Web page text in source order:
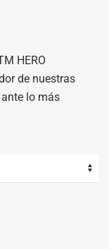
HERO
de nuestras
lo más